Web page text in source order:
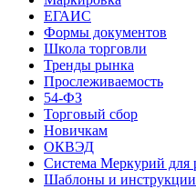
ЕГАИС
Формы документов
Школа торговли
Тренды рынка
Прослеживаемость
54-ФЗ
Торговый сбор
Новичкам
ОКВЭД
Система Меркурий для
Шаблоны и инструкции